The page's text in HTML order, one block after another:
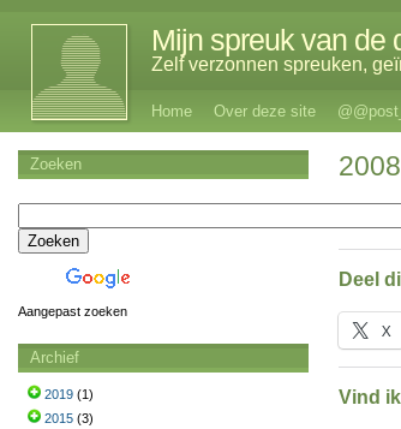
Mijn spreuk van de
Zelf verzonnen spreuken,
Home Over deze site
Deel
X
Vind
Zoeken
Aangepast zoeken
Archief
2019 (1)
2015 (3)